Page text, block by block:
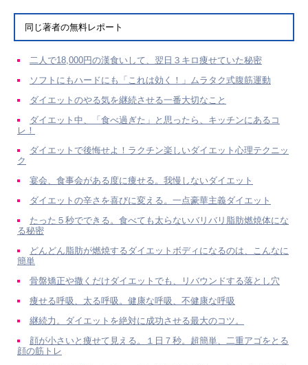
同じ著者の無料レポート
二人で18,000円の漢食いして、翌日３キロ痩せていた秘密
ソフトにもハードにも「これは効く！」ムラタク式腹筋運動
ダイエットのやる気を継続させる一番大切なこと
ダイエット中、「食べ過ぎた」と思ったら、キッチンにあるコ
レ！
ダイエットで後悔せよ！ラクチン楽しいダイエット心理テクニッ
ク
宴会、食事会がある度に痩せる。我慢しないダイエット
ダイエットの辛さを喜びに変える。一点豪華主義ダイエット
たった５秒でできる。食べても太らないバリバリ脂肪燃焼体にな
る秘密
どんどん脂肪が燃焼するダイエットボディになるのは、こんなに
簡単
骨盤矯正や撒くだけダイエットでも、リバウンドする落とし穴
痩せる呼吸、太る呼吸。健康な呼吸、不健康な呼吸
継続力。ダイエットを絶対に成功させる最大のコツ。
顔が小さいと痩せて見える。１日７秒。超簡単、二重アゴをとる
顔の筋トレ